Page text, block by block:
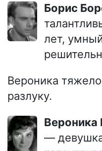
Борис
лет,
Вероника
разлуку.
—